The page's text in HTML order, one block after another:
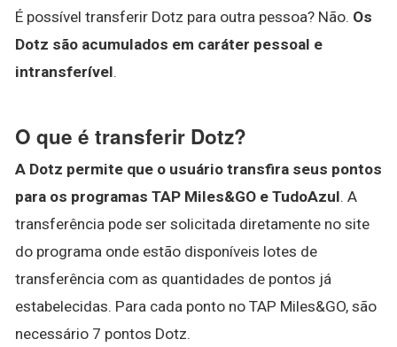
É possível transferir Dotz para outra pessoa? Não. Os
Dotz são acumulados em caráter pessoal e
intransferível.
O que é transferir Dotz?
A Dotz permite que o usuário transfira seus pontos
para os programas TAP Miles&GO e TudoAzul. A
transferência pode ser solicitada diretamente no site
do programa onde estão disponíveis lotes de
transferência com as quantidades de pontos já
estabelecidas. Para cada ponto no TAP Miles&GO, são
necessário 7 pontos Dotz.